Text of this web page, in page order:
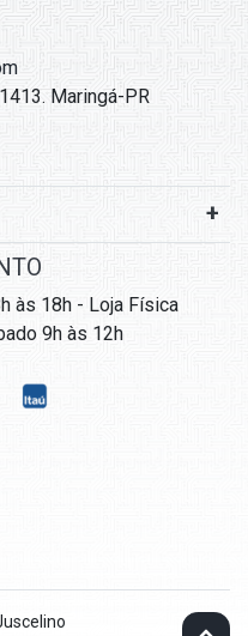
Maringá-PR
às 18h - Loja Física
9h às 12h